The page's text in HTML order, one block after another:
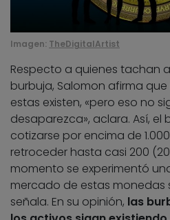
Imagen: TheDigitalArtist
Respecto a quienes tachan
burbuja, Salomon afirma
estas existen, «pero eso no
desaparezca», aclara. Así, el
cotizarse por encima de
retroceder hasta casi 200
momento se experimentó
mercado de estas monedas
señala. En su opinión, las